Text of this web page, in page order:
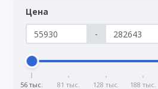
Цена
-
56 тыс. 81 тыс. 128 тыс. 188 тыс.